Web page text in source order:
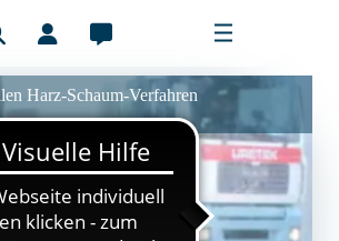
Sie das Formular aus, um
Harz-Schaum-Verfahren